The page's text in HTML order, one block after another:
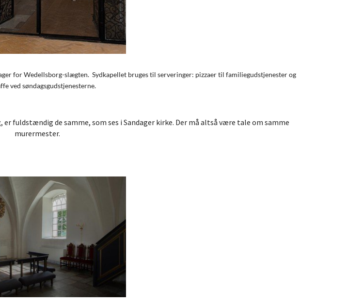
for Wedellsborg-slægten. Sydkapellet bruges til serveringer: pizzaer til familiegudstjenester og
ved søndagsgudstjenesterne.
fuldstændig de samme, som ses i Sandager kirke. Der må altså være tale om samme
murermester.